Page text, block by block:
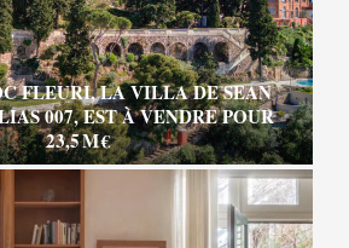
FLEURI, LA VILLA DE SEAN
007, EST À VENDRE POUR
23,5 M €